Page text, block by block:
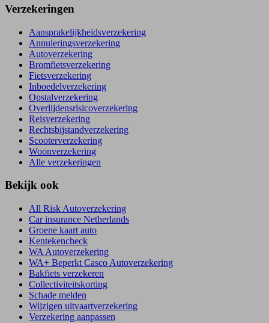
Verzekeringen
Aansprakelijkheidsverzekering
Annuleringsverzekering
Autoverzekering
Bromfietsverzekering
Fietsverzekering
Inboedelverzekering
Opstalverzekering
Overlijdensrisicoverzekering
Reisverzekering
Rechtsbijstandverzekering
Scooterverzekering
Woonverzekering
Alle verzekeringen
Bekijk ook
All Risk Autoverzekering
Car insurance Netherlands
Groene kaart auto
Kentekencheck
WA Autoverzekering
WA+ Beperkt Casco Autoverzekering
Bakfiets verzekeren
Collectiviteitskorting
Schade melden
Wijzigen uitvaartverzekering
Verzekering aanpassen